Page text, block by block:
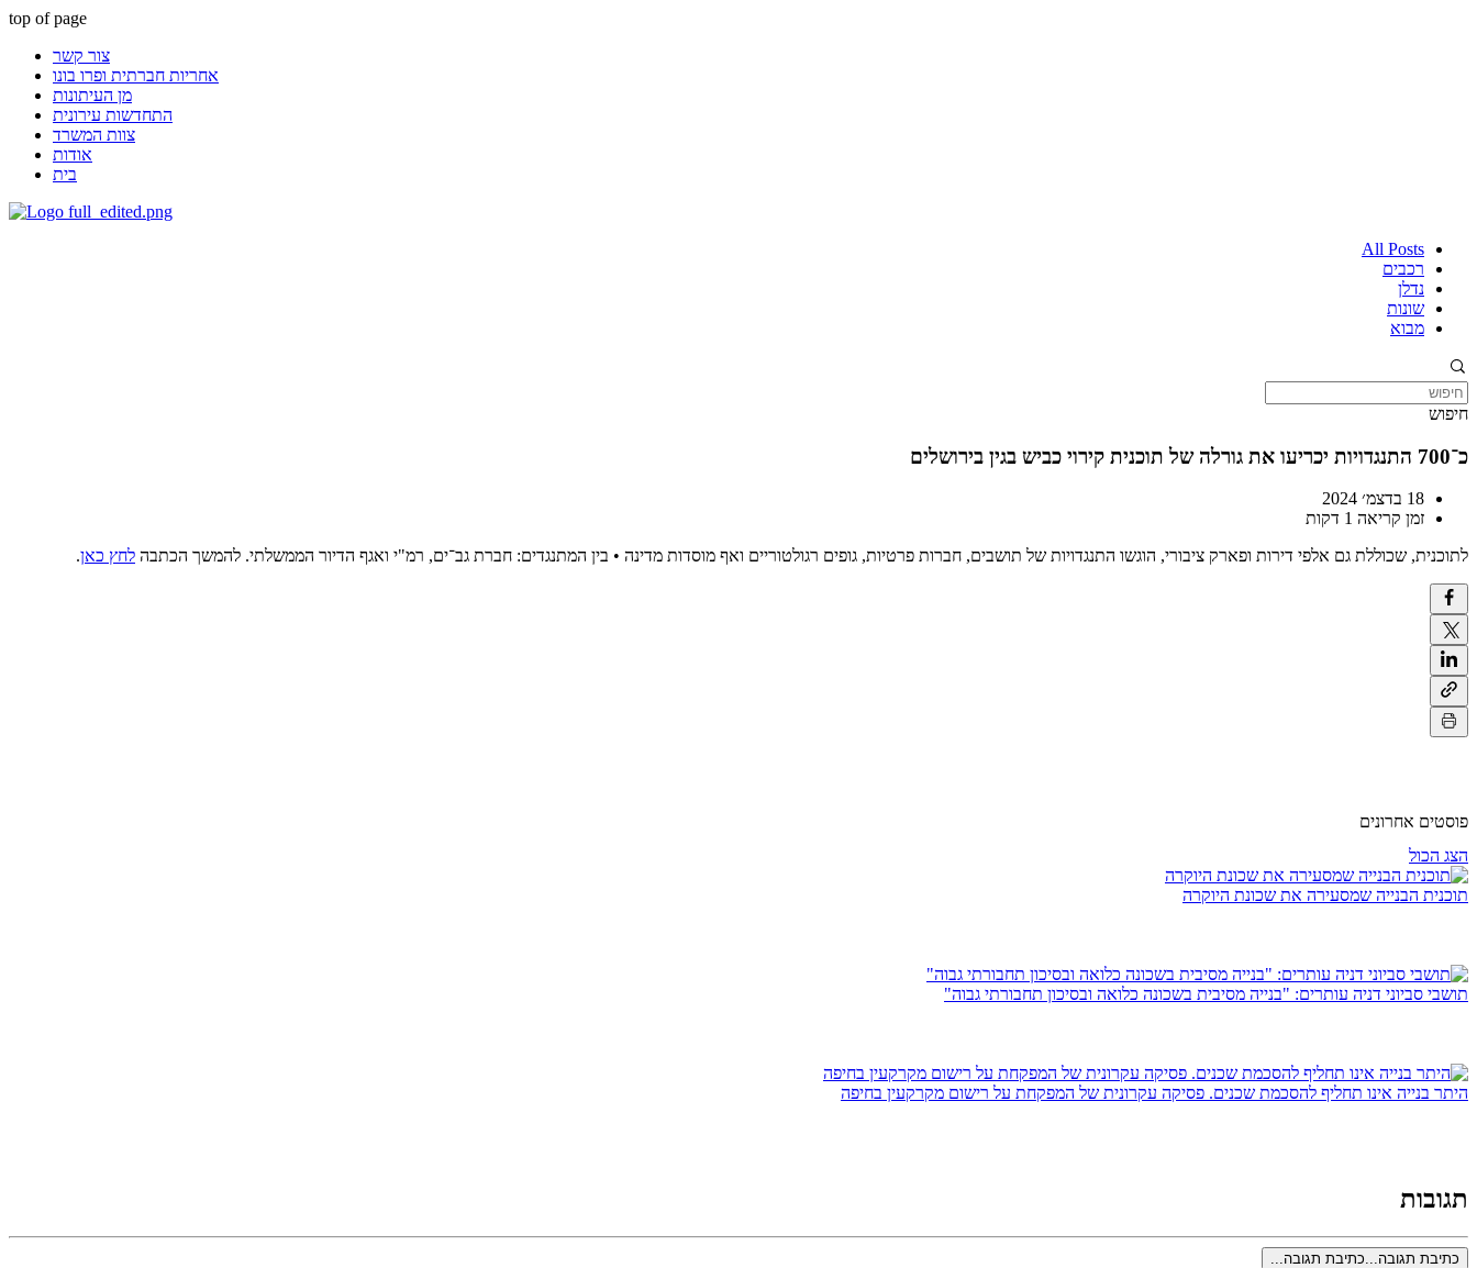
top of page
צור קשר
אחריות חברתית ופרו בונו
מן העיתונות
התחדשות עירונית
צוות המשרד
אודות
בית
All Posts
רכבים
נדלן
שונות
מבוא
חיפוש
כ־700 התנגדויות יכריעו את גורלה של תוכנית קירוי כביש בגין בירושלים
18 בדצמ׳ 2024
זמן קריאה 1 דקות
לתוכנית, שכוללת גם אלפי דירות ופארק ציבורי, הוגשו התנגדויות של תושבים, חברות פרטיות, גופים רגולטוריים ואף מוסדות מדינה • בין המתנגדים: חברת גב־ים, רמ"י ואגף הדיור הממשלתי. להמשך הכתבה לחץ כאן.
פוסטים אחרונים
הצג הכול
תוכנית הבנייה שמסעירה את שכונת היוקרה
תושבי סביוני דניה עותרים: "בנייה מסיבית בשכונה כלואה ובסיכון תחבורתי גבוה"
היתר בנייה אינו תחליף להסכמת שכנים. פסיקה עקרונית של המפקחת על רישום מקרקעין בחיפה
תגובות
כתיבת תגובה... כתיבת תגובה...